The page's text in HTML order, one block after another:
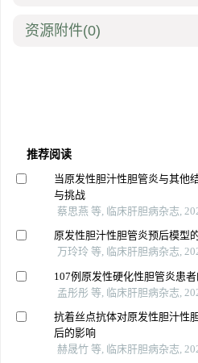
资源附件(0)
推荐阅读
当原发性胆汁性胆管炎与其他
与挑战
蔡思燕 等, 临床肝胆病杂志,
原发性胆汁性胆管炎预后模型
万玲玲 等, 临床肝胆病杂志,
107例原发性硬化性胆管炎患
孟彤彤 等, 临床肝胆病杂志,
抗着丝点抗体对原发性胆汁性
后的影响
赫晟竹 等, 临床肝胆病杂志,